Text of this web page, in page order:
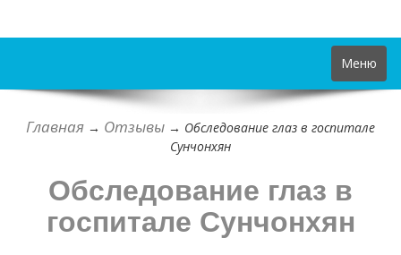
Toggle
navigation
Меню
Главная → Отзывы → Обследование глаз в госпитале
Сунчонхян
Обследование глаз в
госпитале Сунчонхян